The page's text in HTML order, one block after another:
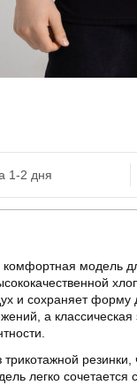
1-2 дня
модель
и сохраняет форму
а классическая
резинки,
легко